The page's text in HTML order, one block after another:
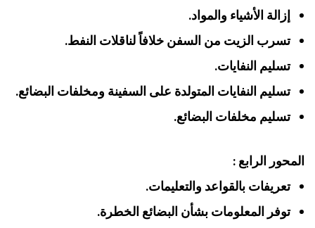
إزالة الأشياء والمواد.
تسرب الزيت من السفن خلافاً لناقلات النفط.
تسليم النفايات.
تسليم النفايات المتولدة على السفينة ومخلفات البضائع.
تسليم مخلفات البضائع.
المحور الرابع :
تعريفات بالقواعد والتعليمات.
توفر المعلومات بشأن البضائع الخطرة.